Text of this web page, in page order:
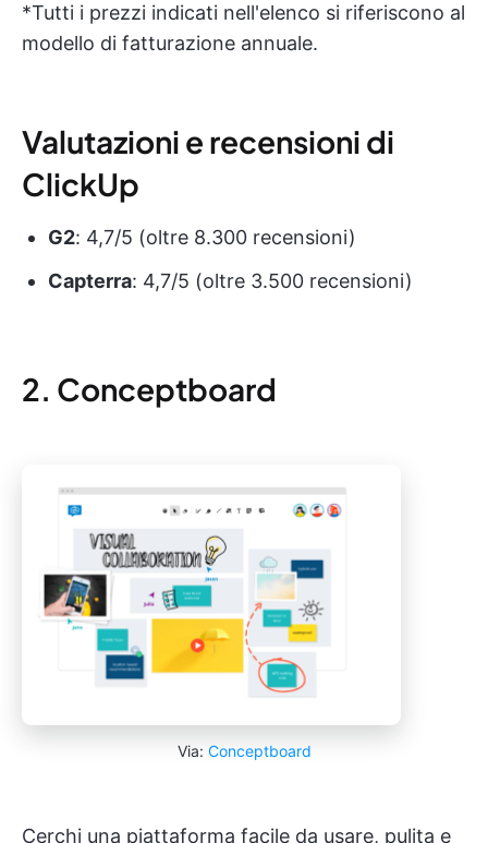
*Tutti i prezzi indicati nell'elenco si riferiscono al
modello di fatturazione annuale.
Valutazioni e recensioni di
ClickUp
G2: 4,7/5 (oltre 8.300 recensioni)
Capterra: 4,7/5 (oltre 3.500 recensioni)
2. Conceptboard
Via: Conceptboard
Cerchi una piattaforma facile da usare, pulita e